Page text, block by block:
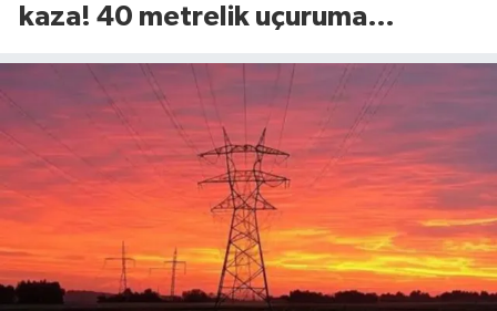
kaza! 40 metrelik uçuruma